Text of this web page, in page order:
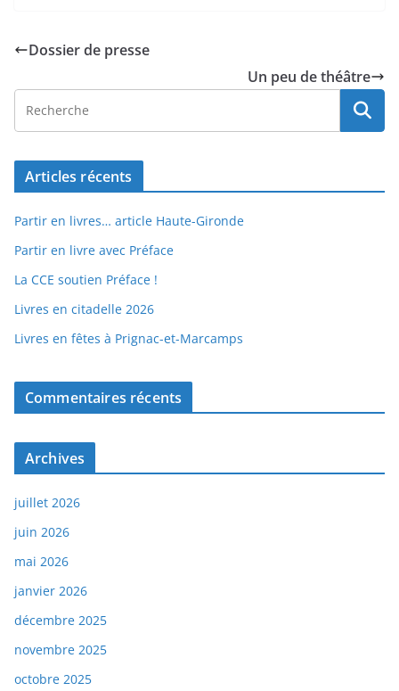
Dossier de presse
Un peu de théâtre
Articles récents
Partir en livres… article Haute-Gironde
Partir en livre avec Préface
La CCE soutien Préface !
Livres en citadelle 2026
Livres en fêtes à Prignac-et-Marcamps
Commentaires récents
Archives
juillet 2026
juin 2026
mai 2026
janvier 2026
décembre 2025
novembre 2025
octobre 2025